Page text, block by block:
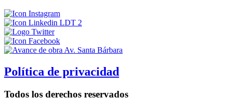
Política de privacidad
Todos los derechos reservados